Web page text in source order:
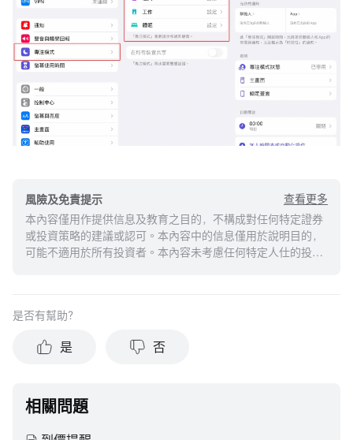
風險及免責提示
查看更多
本內容僅用作提供信息及教育之目的，不構成對任何特定證券
或投資策略的建議或認可。本內容中的信息僅用於說明目的，
可能不適用於所有投資者。本內容未考慮任何特定人仕的投資
結果。投資涉及風險和損失本金的可能性。moomoo對上述內
任何陳述或保證。
是否有幫助？
是 否
相關問題